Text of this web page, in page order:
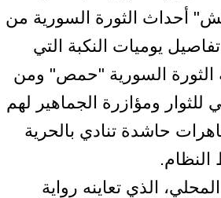
أحداث الثورة السورية من
يوميات النكبة التي
السورية "حمص" ومن
للثوار ومؤازرة الجماهير لهم
حاشدة تنادي بالحرية
النظام.
الذي تعاينه رواية